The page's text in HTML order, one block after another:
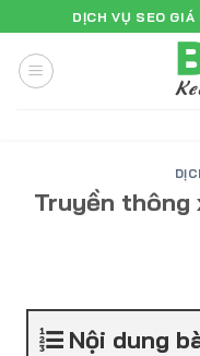
to
content
DỊCH VỤ SEO
Truyền
Nội dung